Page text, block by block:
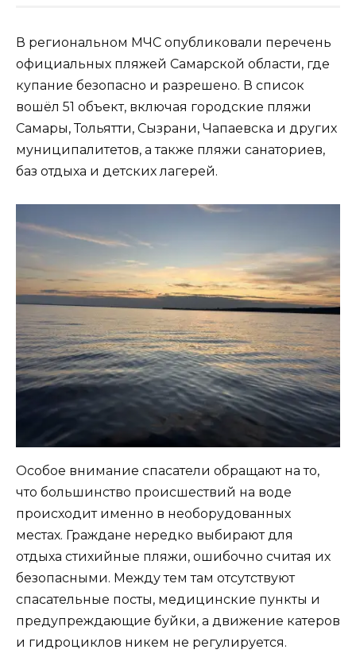
В региональном МЧС опубликовали перечень
официальных пляжей Самарской области, где
купание безопасно и разрешено. В список
вошёл 51 объект, включая городские пляжи
Самары, Тольятти, Сызрани, Чапаевска и других
муниципалитетов, а также пляжи санаториев,
баз отдыха и детских лагерей.
Особое внимание спасатели обращают на то,
что большинство происшествий на воде
происходит именно в необорудованных
местах. Граждане нередко выбирают для
отдыха стихийные пляжи, ошибочно считая их
безопасными. Между тем там отсутствуют
спасательные посты, медицинские пункты и
предупреждающие буйки, а движение катеров
и гидроциклов никем не регулируется.